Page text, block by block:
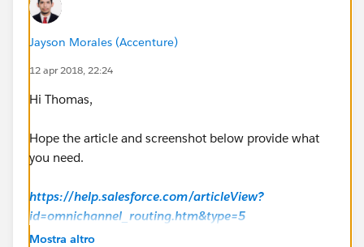
Jayson Morales (Accenture)
12 apr 2018, 22:24
Hi Thomas,
Hope the article and screenshot below provide what
you need.
https://help.salesforce.com/articleView?
id=omnichannel_routing.htm&type=5
Mostra altro